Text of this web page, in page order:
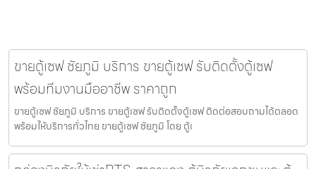
ขายตู้เซฟ ชัยภูมิ บริการ ขายตู้เซฟ รับติดตั้งตู้เซฟ
พร้อมทีมงานมืออาชีพ ราคาถูก
ขายตู้เซฟ ชัยภูมิ บริการ ขายตู้เซฟ รับติดตั้งตู้เซฟ ติดต่อสอบถามได้ตลอด
พร้อมให้บริการทั่วไทย ขายตู้เซฟ ชัยภูมิ โดย ตู้เ